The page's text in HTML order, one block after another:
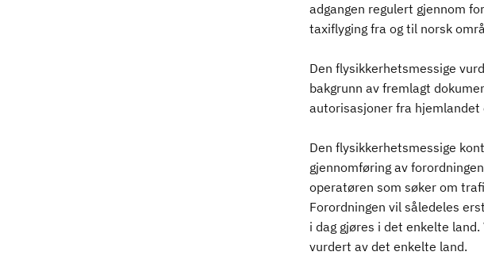
adgangen regulert gjennom
taxiflyging fra og til norsk
Den flysikkerhetsmessige
bakgrunn av fremlagt
autorisasjoner fra
Den flysikkerhetsmessige
gjennomføring av
operatøren som søker om
Forordningen vil såledeles
i dag gjøres i det enkelte
vurdert av det enkelte land.